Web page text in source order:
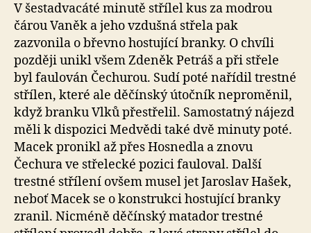
V šestadvacáté minutě střílel kus za modrou
čárou Vaněk a jeho vzdušná střela pak
zazvonila o břevno hostující branky. O chvíli
později unikl všem Zdeněk Petráš a při střele
byl faulován Čechurou. Sudí poté nařídil trestné
střílen, které ale děčínský útočník neproměnil,
když branku Vlků přestřelil. Samostatný nájezd
měli k dispozici Medvědi také dvě minuty poté.
Macek pronikl až přes Hosnedla a znovu
Čechura ve střelecké pozici fauloval. Další
trestné střílení ovšem musel jet Jaroslav Hašek,
neboť Macek se o konstrukci hostující branky
zranil. Nicméně děčínský matador trestné